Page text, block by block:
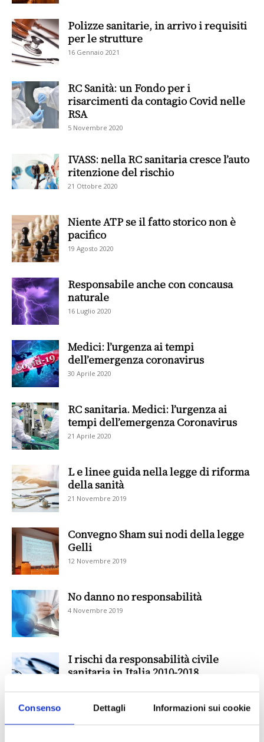
Consenso Dettagli Informazioni sui cookie
Polizze sanitarie, in arrivo i requisiti
per le strutture
16 Gennaio 2021
RC Sanità: un Fondo per i
risarcimenti da contagio Covid nelle
RSA
5 Novembre 2020
IVASS: nella RC sanitaria cresce l’auto
ritenzione del rischio
21 Ottobre 2020
Niente ATP se il fatto storico non è
pacifico
19 Agosto 2020
Responsabile anche con concausa
naturale
16 Luglio 2020
Medici: l’urgenza ai tempi
dell’emergenza coronavirus
30 Aprile 2020
RC sanitaria. Medici: l’urgenza ai
tempi dell’emergenza Coronavirus
21 Aprile 2020
L e linee guida nella legge di riforma
della sanità
21 Novembre 2019
Convegno Sham sui nodi della legge
Gelli
12 Novembre 2019
No danno no responsabilità
4 Novembre 2019
I rischi da responsabilità civile
sanitaria in Italia 2010-2018
Invocati i decreti attuativi della legge